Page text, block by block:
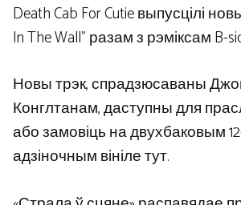
Death Cab For Cutie выпусцілі
In The Wall” разам з рэміксам B-
Новы трэк, спрадзюсаваны
Конглтанам, даступны для
або замовіць на двухбаковым
адзіночным вініле тут.